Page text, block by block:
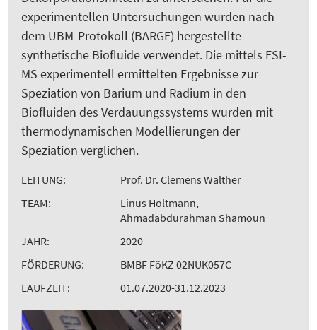
experimentellen Untersuchungen wurden nach
dem UBM-Protokoll (BARGE) hergestellte
synthetische Biofluide verwendet. Die mittels ESI-
MS experimentell ermittelten Ergebnisse zur
Speziation von Barium und Radium in den
Biofluiden des Verdauungssystems wurden mit
thermodynamischen Modellierungen der
Speziation verglichen.
LEITUNG:
Prof. Dr. Clemens Walther
TEAM:
Linus Holtmann,
Ahmadabdurahman Shamoun
JAHR:
2020
FÖRDERUNG:
BMBF FöKZ 02NUK057C
LAUFZEIT:
01.07.2020-31.12.2023